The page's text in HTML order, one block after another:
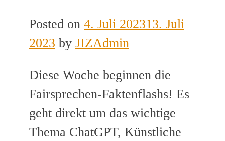
Posted on 4. Juli 202313. Juli
2023 by JIZAdmin
Diese Woche beginnen die
Fairsprechen-Faktenflashs! Es
geht direkt um das wichtige
Thema ChatGPT, Künstliche